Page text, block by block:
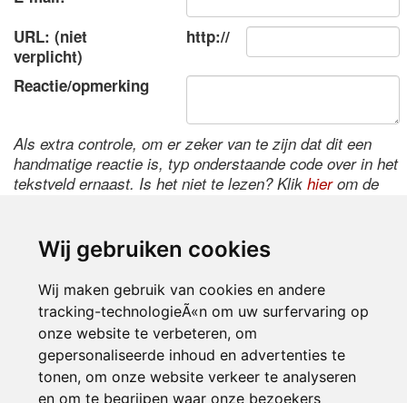
Wij gebruiken cookies
Wij maken gebruik van cookies en andere
tracking-technologieÃ«n om uw surfervaring op
onze website te verbeteren, om
gepersonaliseerde inhoud en advertenties te
tonen, om onze website verkeer te analyseren
en om te begrijpen waar onze bezoekers
URL: (niet
verplicht)
http://
Reactie/opmerking
Als extra controle, om er zeker van te zijn dat dit een
handmatige reactie is, typ onderstaande code over in het
tekstveld ernaast. Is het niet te lezen? Klik hierom de